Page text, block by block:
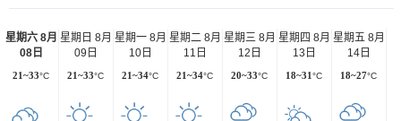
星期六 8月
08日
21~33°C
星期日 8月
09日
21~33°C
星期一 8月
10日
21~34°C
星期二 8月
11日
21~34°C
星期三 8月
12日
20~33°C
星期四 8月
13日
18~31°C
星期五 8月
14日
18~27°C